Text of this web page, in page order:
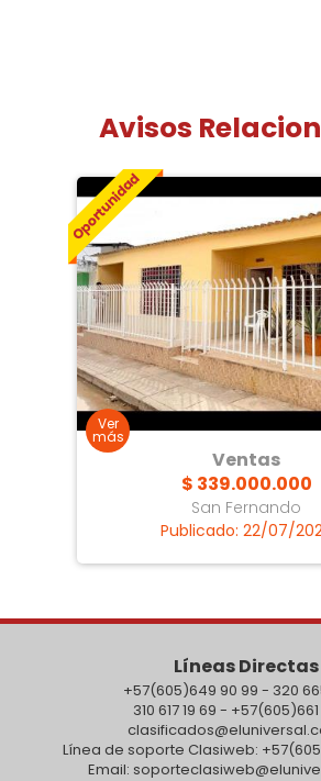
Avisos
Ventas
$ 339.000.000
San Fernando
Publicado: 22/07/
Líneas Directas
+57(605)649 90 99 - 320
310 617 19 69 -
Línea de soporte Clasiweb:
Email: